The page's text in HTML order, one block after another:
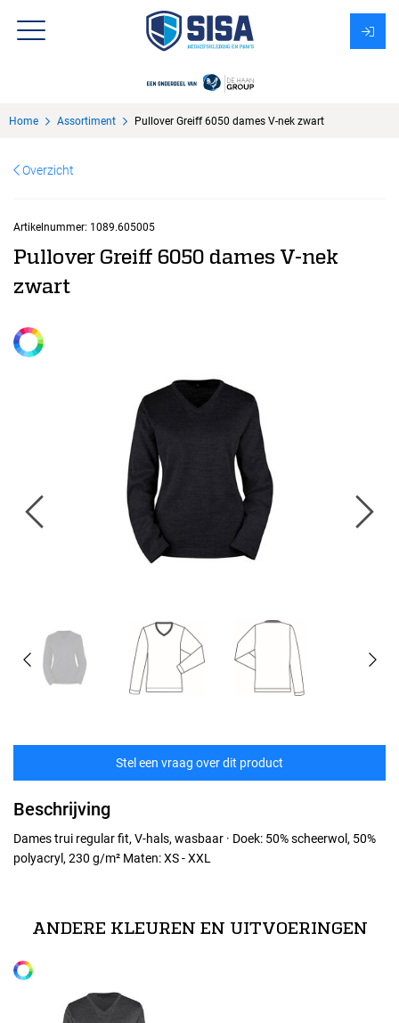
Over Sisa
KMS
Uitzendbureau?
Home Assortiment Pullover Greiff 6050 dames V-nek zwart
Overzicht
Artikelnummer: 1089.605005
Pullover Greiff 6050 dames V-nek
zwart
Stel een vraag over dit product
Beschrijving
Dames trui regular fit, V-hals, wasbaar · Doek: 50% scheerwol, 50%
polyacryl, 230 g/m² Maten: XS - XXL
S
Alle maten
ANDERE KLEUREN EN UITVOERINGEN